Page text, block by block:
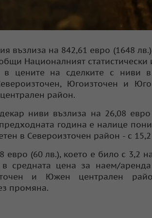
възлиза на 842,61 евро (1648
Националният статистически
цените на сделките с ниви
Югоизточен и
район.
ниви възлиза на 26,08 евро
година е налице
в Североизточен район - с
(60 лв.), което е било с 3,2
средната цена за наем/
и Южен централен
промяна.